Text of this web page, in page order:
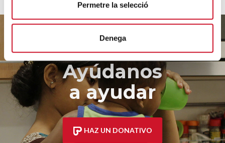
Permetre la selecció
Denega
Ayúdanos
a ayudar
HAZ UN DONATIVO